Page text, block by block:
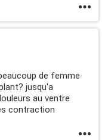
de femme
jusqu'a
au ventre
contraction